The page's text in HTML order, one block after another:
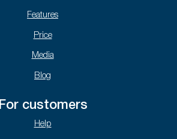
Features
Price
Media
Blog
For customers
Help